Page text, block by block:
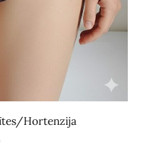
Hortenzija